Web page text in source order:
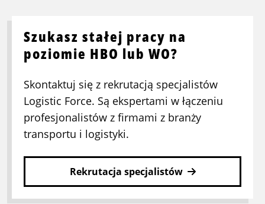
Szukasz stałej pracy na
poziomie HBO lub WO?
Skontaktuj się z rekrutacją specjalistów
Logistic Force. Są ekspertami w łączeniu
profesjonalistów z firmami z branży
transportu i logistyki.
Rekrutacja specjalistów